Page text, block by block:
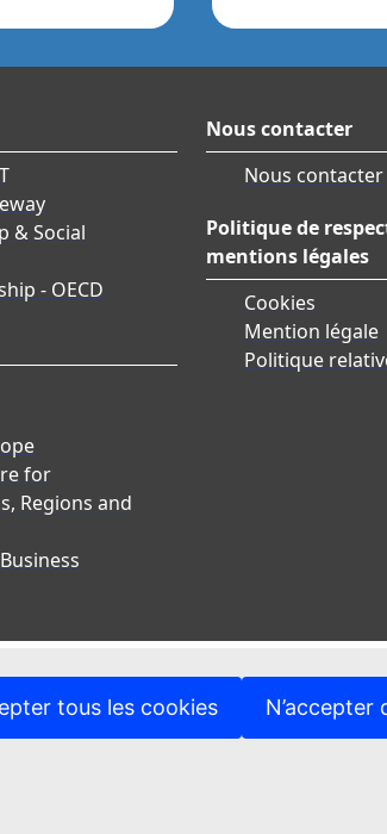
tous les cookies N’accepter
& Social
- OECD
for
Regions and
Nous contacter
Nous contacter
Politique de
mentions légales
Cookies
Mention légale
Politique